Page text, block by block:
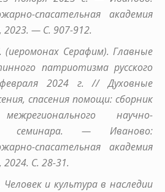
спасательная академия
2023. — С. 907-912.
(иеромонах Серафим). Главные
патриотизма русского
2024 г. // Духовные
спасения помощи: сборник
научно-
семинара. — Иваново:
спасательная академия
С. 28-31.
Человек и культура в наследии